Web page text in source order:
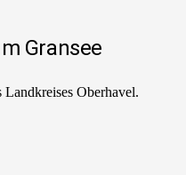
Gransee
Landkreises Oberhavel.